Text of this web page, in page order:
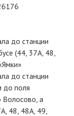
до станции
(44, 37А, 48,
до станции
до поля
а
48, 48А, 49,